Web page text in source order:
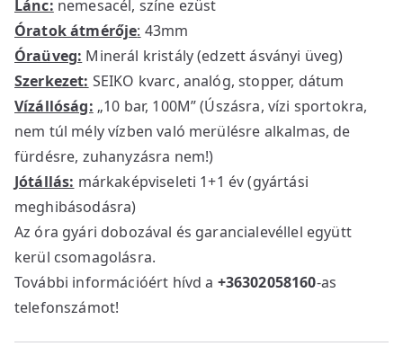
Lánc: nemesacél, színe ezüst
Óratok átmérője: 43mm
Óraüveg: Minerál kristály (edzett ásványi üveg)
Szerkezet: SEIKO kvarc, analóg, stopper, dátum
Vízállóság: „10 bar, 100M” (Úszásra, vízi sportokra,
nem túl mély vízben való merülésre alkalmas, de
fürdésre, zuhanyzásra nem!)
Jótállás: márkaképviseleti 1+1 év (gyártási
meghibásodásra)
Az óra gyári dobozával és garancialevéllel együtt
kerül csomagolásra.
További információért hívd a +36302058160-as
telefonszámot!